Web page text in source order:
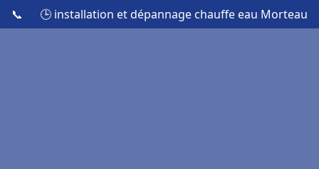
📞 🕒 installation et dépannage chauffe eau Morteau